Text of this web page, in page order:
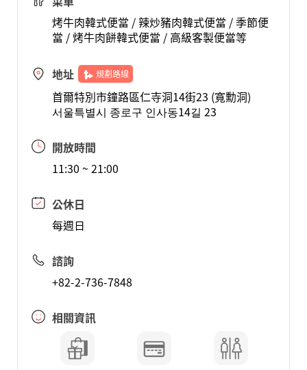
烤牛肉韓式便當 / 辣炒豬肉韓式便當 / 季節便
當 / 烤牛肉餅韓式便當 / 高級客製便當等
地址 規劃路線
首爾特別市鐘路區仁寺洞14街23 (寬勳洞)
서울특별시 종로구 인사동14길 23
開放時間
11:30 ~ 21:00
公休日
每週日
諮詢
+82-2-736-7848
相關資訊